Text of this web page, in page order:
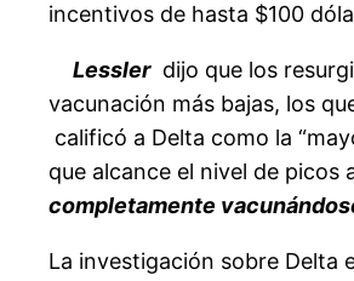
incentivos de hasta $100
Lessler dijo que los
vacunación más bajas, los
calificó a Delta como la
que alcance el nivel de picos
completamente
La investigación sobre Delta